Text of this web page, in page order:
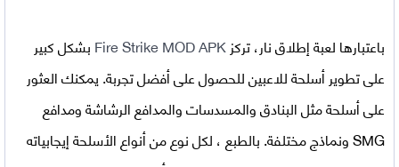
باعتبارها لعبة إطلاق نار، تركزFire Strike MOD APKبشكل كبير
على تطوير أسلحة للاعبين للحصول على أفضل تجربة. يمكنك العثور
على أسلحة مثل البنادق والمسدسات والمدافع الرشاشة ومدافع
SMG ونماذج مختلفة. بالطبع ، لكل نوع من أنواع الأسلحة إيجابياته